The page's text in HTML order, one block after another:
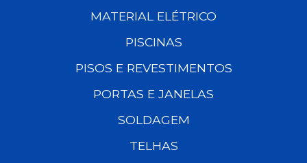
MATERIAL ELÉTRICO
PISCINAS
PISOS E REVESTIMENTOS
PORTAS E JANELAS
SOLDAGEM
TELHAS